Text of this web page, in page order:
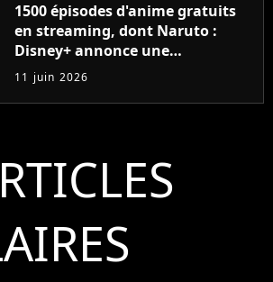
1500 épisodes d'anime gratuits
en streaming, dont Naruto :
Disney+ annonce une
collaboration impressionnante
11 juin 2026